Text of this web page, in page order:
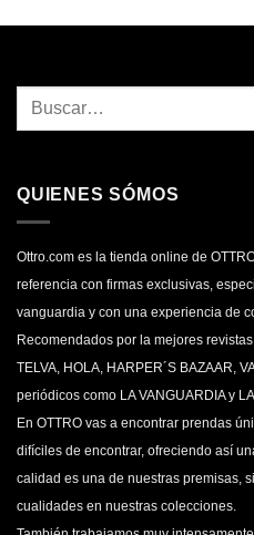
era:
es:
QUIENES SÓMOS
Ottro.com es la tienda online de
referencia con firmas exclusivas,
vanguardia y con una experiencia de
Recomendados por la mejores
TELVA, HOLA, HARPER´S BAZAAR,
periódicos como LA VANGUARDIA y LA
En OTTRO vas a encontrar prendas
difíciles de encontrar, ofreciendo así
calidad es una de nuestras premisas,
cualidades en nuestras colecciones.